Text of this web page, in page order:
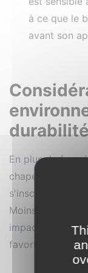
à ce que le
avant son
En plus de
chape anhydrite
s'inscrit dans
Moins
impactants pour
favorise une